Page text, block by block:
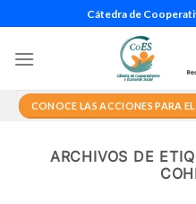
al
contenido
Cátedra de
CONOCE LAS ACCIONES PARA
ARCHIVOS DE